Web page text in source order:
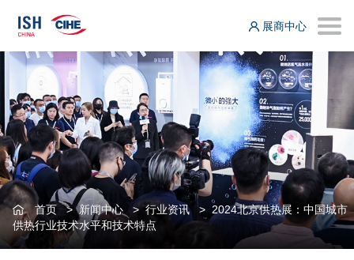
展商中心
首页>新闻中心>行业资讯> 2024北京供热展：中国城市
供热行业技术水平和技术特点